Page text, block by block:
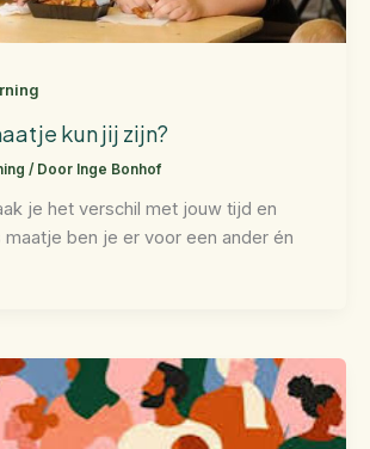
kun jij zijn?
/ Door Inge Bonhof
je het verschil met jouw tijd en
ben je er voor een ander én